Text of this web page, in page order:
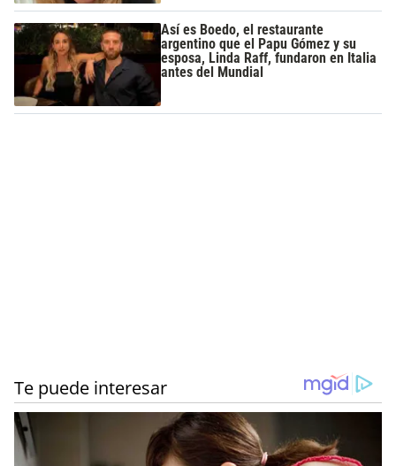
Así es Boedo, el restaurante
argentino que el Papu Gómez y su
esposa, Linda Raff, fundaron en Italia
antes del Mundial